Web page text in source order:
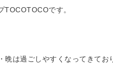
です。
晩は過ごしやすくなってきてお